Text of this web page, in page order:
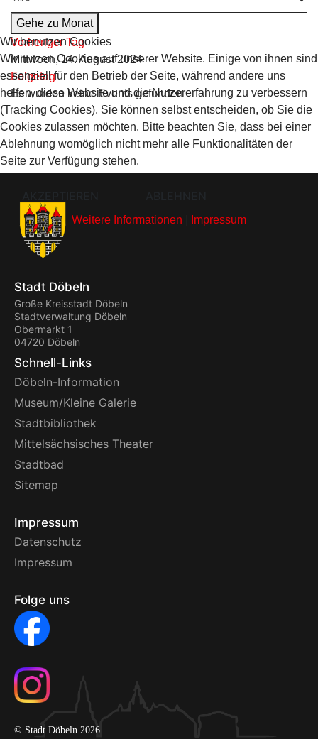
Gehe zu Monat
Vorheriger Tag
Mittwoch, 14. August 2024
Folgetag
Es wurden keine Events gefunden
Stadt Döbeln
Große Kreisstadt Döbeln
Stadtverwaltung Döbeln
Obermarkt 1
04720 Döbeln
Schnell-Links
Döbeln-Information
Museum/Kleine Galerie
Stadtbibliothek
Mittelsächsisches Theater
Stadtbad
Sitemap
Impressum
Datenschutz
Impressum
Folge uns
© Stadt Döbeln 2026
Wir benutzen Cookies
Wir nutzen Cookies auf unserer Website. Einige von ihnen sind
essenziell für den Betrieb der Seite, während andere uns
helfen, diese Website und die Nutzererfahrung zu verbessern
(Tracking Cookies). Sie können selbst entscheiden, ob Sie die
Cookies zulassen möchten. Bitte beachten Sie, dass bei einer
Ablehnung womöglich nicht mehr alle Funktionalitäten der
Seite zur Verfügung stehen.
Weitere Informationen Impressum